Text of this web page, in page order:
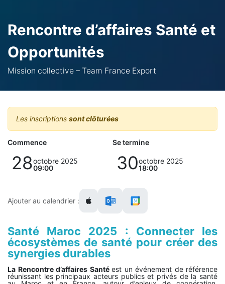
Rencontre d’affaires Santé et
Opportunités
Mission collective – Team France Export
Les inscriptions sont clôturées
Commence
28octobre 2025
09:00
Se termine
30octobre 2025
18:00
Ajouter au calendrier :
Santé Maroc 2025 : Connecter les
écosystèmes de santé pour créer des
synergies durables
La Rencontre d’affaires Santé est un événement de référence
réunissant les principaux acteurs publics et privés de la santé